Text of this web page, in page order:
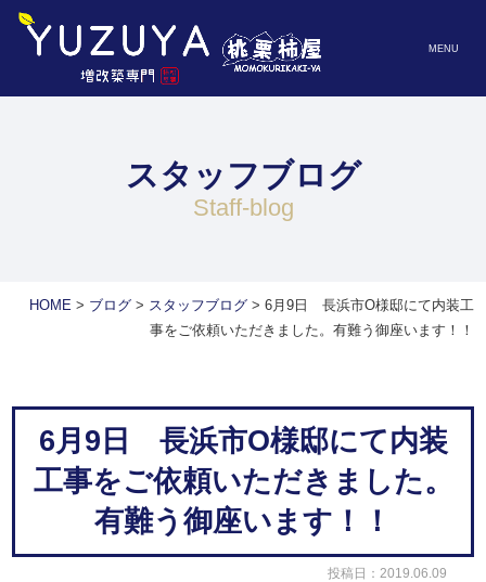
MENU
スタッフブログ
staff-blog
HOME> ブログ> スタッフブログ> 6月9日 長浜市O様邸にて内装工
事をご依頼いただきました。有難う御座います！！
6月9日 長浜市O様邸にて内装
工事をご依頼いただきました。
有難う御座います！！
投稿日：2019.06.09